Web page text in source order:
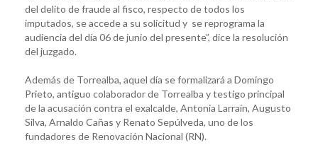
del delito de fraude al fisco, respecto de todos los
imputados, se accede a su solicitud y se reprograma la
audiencia del día 06 de junio del presente”, dice la resolución
del juzgado.
Además de Torrealba, aquel día se formalizará a Domingo
Prieto, antiguo colaborador de Torrealba y testigo principal
de la acusación contra el exalcalde, Antonia Larraín, Augusto
Silva, Arnaldo Cañas y Renato Sepúlveda, uno de los
fundadores de Renovación Nacional (RN).